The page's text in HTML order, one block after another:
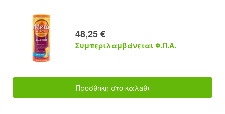
48,25 €
Συμπεριλαμβάνεται Φ.Π.Α.
Προσθnκη στο καλaθι